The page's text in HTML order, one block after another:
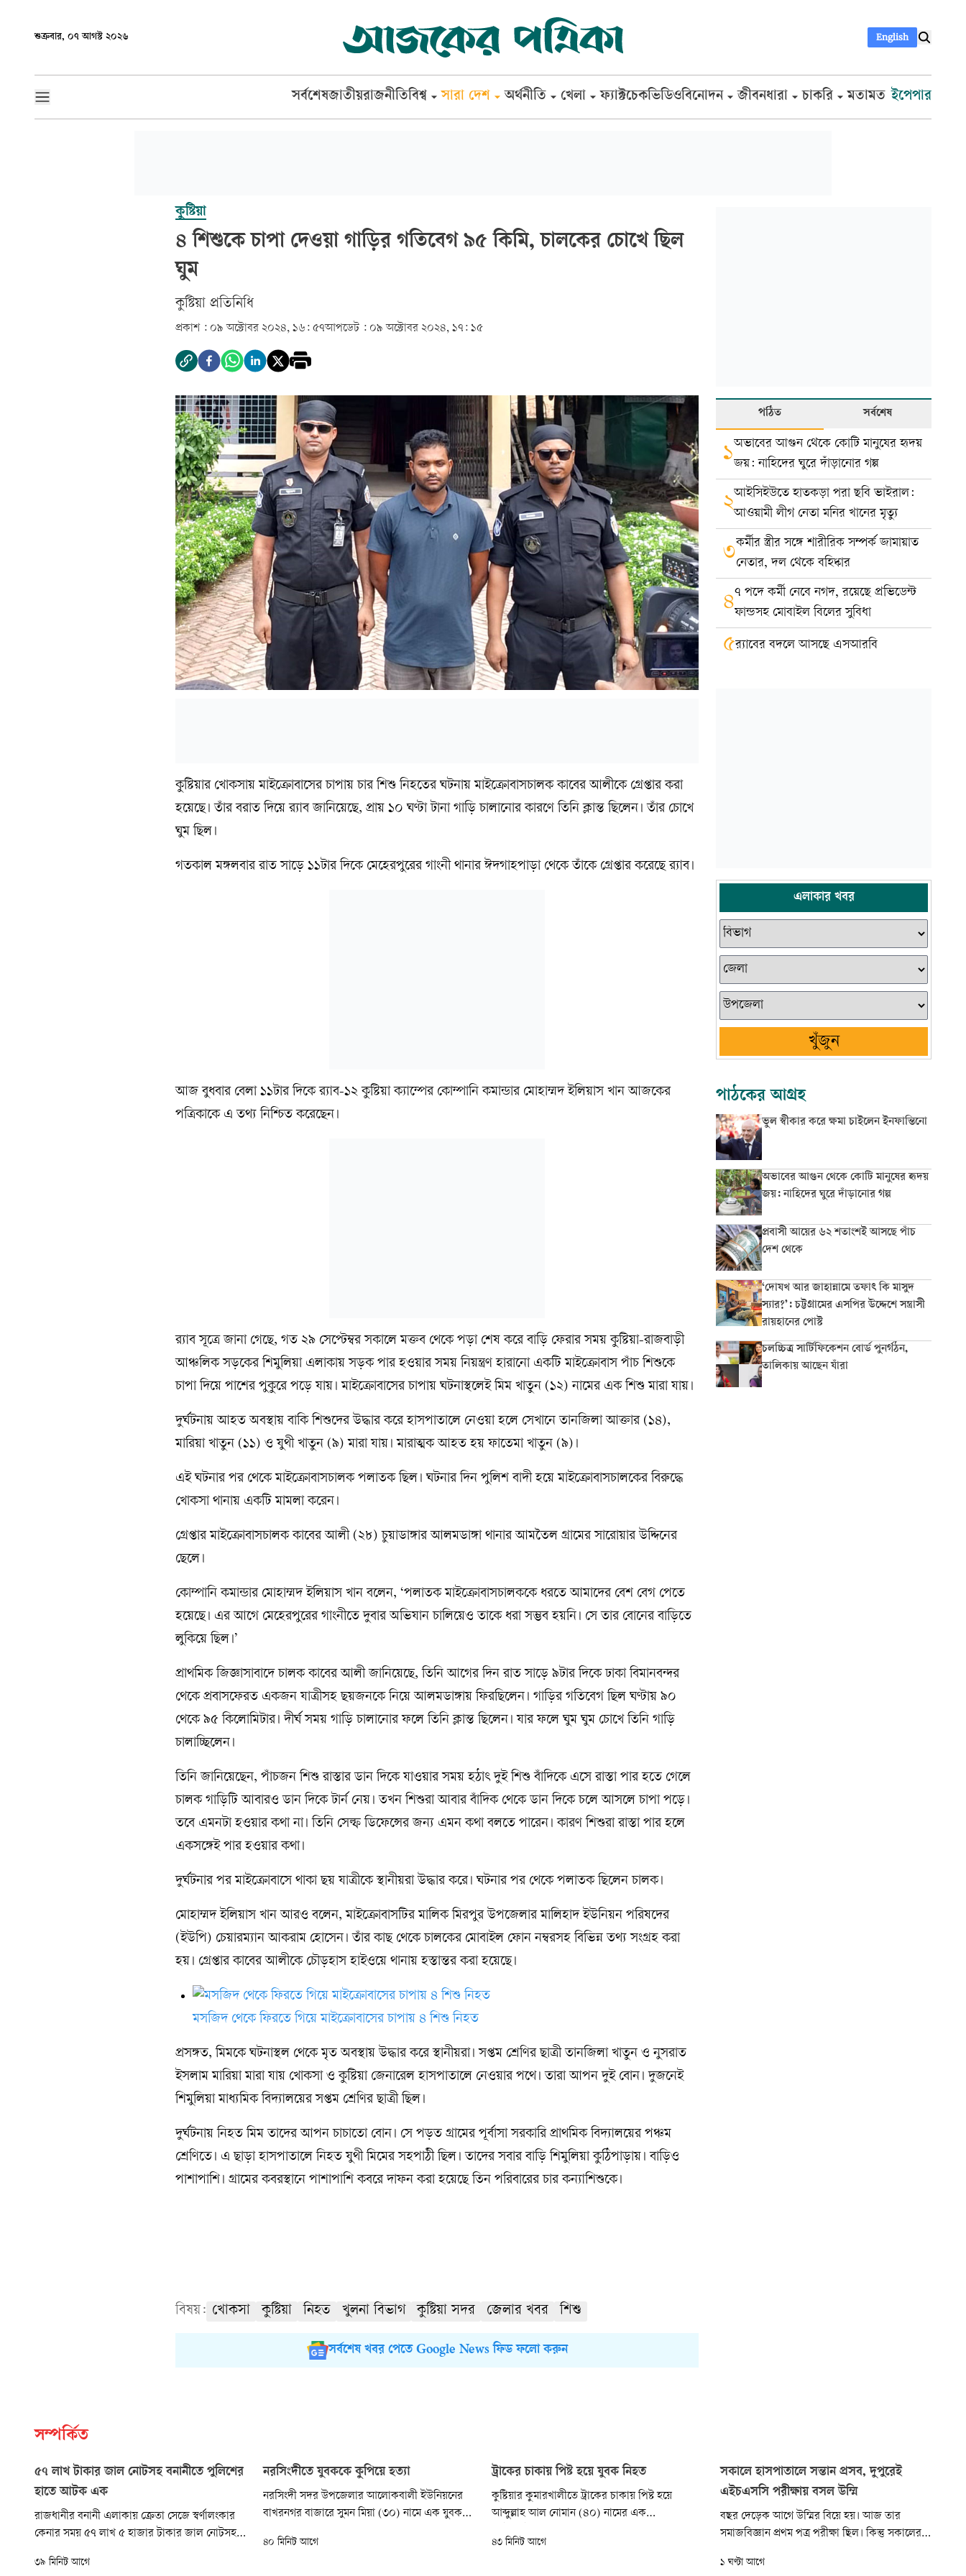
শুক্রবার, ০৭ আগস্ট ২০২৬ English
সর্বশেষজাতীয়রাজনীতিবিশ্ব সারা দেশ অর্থনীতি খেলা ফ্যাক্টচেকভিডিওবিনোদন জীবনধারা চাকরি মতামত ইপেপার
কুষ্টিয়া
৪ শিশুকে চাপা দেওয়া গাড়ির গতিবেগ ৯৫ কিমি, চালকের চোখে ছিল
ঘুম
কুষ্টিয়া প্রতিনিধি
প্রকাশ : ০৯ অক্টোবর ২০২৪, ১৬: ৫৭আপডেট : ০৯ অক্টোবর ২০২৪, ১৭: ১৫
কুষ্টিয়ার খোকসায় মাইক্রোবাসের চাপায় চার শিশু নিহতের ঘটনায় মাইক্রোবাসচালক কাবের আলীকে গ্রেপ্তার করা
হয়েছে। তাঁর বরাত দিয়ে র‍্যাব জানিয়েছে, প্রায় ১০ ঘণ্টা টানা গাড়ি চালানোর কারণে তিনি ক্লান্ত ছিলেন। তাঁর চোখে
ঘুম ছিল।
গতকাল মঙ্গলবার রাত সাড়ে ১১টার দিকে মেহেরপুরের গাংনী থানার ঈদগাহপাড়া থেকে তাঁকে গ্রেপ্তার করেছে র‍্যাব।
আজ বুধবার বেলা ১১টার দিকে র‍্যাব-১২ কুষ্টিয়া ক্যাম্পের কোম্পানি কমান্ডার মোহাম্মদ ইলিয়াস খান আজকের
পত্রিকাকে এ তথ্য নিশ্চিত করেছেন।
র‍্যাব সূত্রে জানা গেছে, গত ২৯ সেপ্টেম্বর সকালে মক্তব থেকে পড়া শেষ করে বাড়ি ফেরার সময় কুষ্টিয়া-রাজবাড়ী
আঞ্চলিক সড়কের শিমুলিয়া এলাকায় সড়ক পার হওয়ার সময় নিয়ন্ত্রণ হারানো একটি মাইক্রোবাস পাঁচ শিশুকে
চাপা দিয়ে পাশের পুকুরে পড়ে যায়। মাইক্রোবাসের চাপায় ঘটনাস্থলেই মিম খাতুন (১২) নামের এক শিশু মারা যায়।
দুর্ঘটনায় আহত অবস্থায় বাকি শিশুদের উদ্ধার করে হাসপাতালে নেওয়া হলে সেখানে তানজিলা আক্তার (১৪),
মারিয়া খাতুন (১১) ও যুথী খাতুন (৯) মারা যায়। মারাত্মক আহত হয় ফাতেমা খাতুন (৯)।
এই ঘটনার পর থেকে মাইক্রোবাসচালক পলাতক ছিল। ঘটনার দিন পুলিশ বাদী হয়ে মাইক্রোবাসচালকের বিরুদ্ধে
খোকসা থানায় একটি মামলা করেন।
গ্রেপ্তার মাইক্রোবাসচালক কাবের আলী (২৮) চুয়াডাঙ্গার আলমডাঙ্গা থানার আমতৈল গ্রামের সারোয়ার উদ্দিনের
ছেলে।
কোম্পানি কমান্ডার মোহাম্মদ ইলিয়াস খান বলেন, ‘পলাতক মাইক্রোবাসচালককে ধরতে আমাদের বেশ বেগ পেতে
হয়েছে। এর আগে মেহেরপুরের গাংনীতে দুবার অভিযান চালিয়েও তাকে ধরা সম্ভব হয়নি। সে তার বোনের বাড়িতে
লুকিয়ে ছিল।’
প্রাথমিক জিজ্ঞাসাবাদে চালক কাবের আলী জানিয়েছে, তিনি আগের দিন রাত সাড়ে ৯টার দিকে ঢাকা বিমানবন্দর
থেকে প্রবাসফেরত একজন যাত্রীসহ ছয়জনকে নিয়ে আলমডাঙ্গায় ফিরছিলেন। গাড়ির গতিবেগ ছিল ঘণ্টায় ৯০
থেকে ৯৫ কিলোমিটার। দীর্ঘ সময় গাড়ি চালানোর ফলে তিনি ক্লান্ত ছিলেন। যার ফলে ঘুম ঘুম চোখে তিনি গাড়ি
চালাচ্ছিলেন।
তিনি জানিয়েছেন, পাঁচজন শিশু রাস্তার ডান দিকে যাওয়ার সময় হঠাৎ দুই শিশু বাঁদিকে এসে রাস্তা পার হতে গেলে
চালক গাড়িটি আবারও ডান দিকে টার্ন নেয়। তখন শিশুরা আবার বাঁদিক থেকে ডান দিকে চলে আসলে চাপা পড়ে।
তবে এমনটা হওয়ার কথা না। তিনি সেল্ফ ডিফেন্সের জন্য এমন কথা বলতে পারেন। কারণ শিশুরা রাস্তা পার হলে
একসঙ্গেই পার হওয়ার কথা।
দুর্ঘটনার পর মাইক্রোবাসে থাকা ছয় যাত্রীকে স্থানীয়রা উদ্ধার করে। ঘটনার পর থেকে পলাতক ছিলেন চালক।
মোহাম্মদ ইলিয়াস খান আরও বলেন, মাইক্রোবাসটির মালিক মিরপুর উপজেলার মালিহাদ ইউনিয়ন পরিষদের
(ইউপি) চেয়ারম্যান আকরাম হোসেন। তাঁর কাছ থেকে চালকের মোবাইল ফোন নম্বরসহ বিভিন্ন তথ্য সংগ্রহ করা
হয়। গ্রেপ্তার কাবের আলীকে চৌড়হাস হাইওয়ে থানায় হস্তান্তর করা হয়েছে।
মসজিদ থেকে ফিরতে গিয়ে মাইক্রোবাসের চাপায় ৪ শিশু নিহত
প্রসঙ্গত, মিমকে ঘটনাস্থল থেকে মৃত অবস্থায় উদ্ধার করে স্থানীয়রা। সপ্তম শ্রেণির ছাত্রী তানজিলা খাতুন ও নুসরাত
ইসলাম মারিয়া মারা যায় খোকসা ও কুষ্টিয়া জেনারেল হাসপাতালে নেওয়ার পথে। তারা আপন দুই বোন। দুজনেই
শিমুলিয়া মাধ্যমিক বিদ্যালয়ের সপ্তম শ্রেণির ছাত্রী ছিল।
দুর্ঘটনায় নিহত মিম তাদের আপন চাচাতো বোন। সে পড়ত গ্রামের পূর্বাসা সরকারি প্রাথমিক বিদ্যালয়ের পঞ্চম
শ্রেণিতে। এ ছাড়া হাসপাতালে নিহত যুথী মিমের সহপাঠী ছিল। তাদের সবার বাড়ি শিমুলিয়া কুঠিপাড়ায়। বাড়িও
পাশাপাশি। গ্রামের কবরস্থানে পাশাপাশি কবরে দাফন করা হয়েছে তিন পরিবারের চার কন্যাশিশুকে।
বিষয়: খোকসা কুষ্টিয়া নিহত খুলনা বিভাগ কুষ্টিয়া সদর জেলার খবর শিশু
সর্বশেষ খবর পেতে Google News ফিড ফলো করুন
পঠিত সর্বশেষ
১অভাবের আগুন থেকে কোটি মানুষের হৃদয়
জয়: নাহিদের ঘুরে দাঁড়ানোর গল্প
২আইসিইউতে হাতকড়া পরা ছবি ভাইরাল:
আওয়ামী লীগ নেতা মনির খানের মৃত্যু
৩কর্মীর স্ত্রীর সঙ্গে শারীরিক সম্পর্ক জামায়াত
নেতার, দল থেকে বহিষ্কার
৪৭ পদে কর্মী নেবে নগদ, রয়েছে প্রভিডেন্ট
ফান্ডসহ মোবাইল বিলের সুবিধা
৫র‍্যাবের বদলে আসছে এসআরবি
এলাকার খবর
খুঁজুন
পাঠকের আগ্রহ
ভুল স্বীকার করে ক্ষমা চাইলেন ইনফান্তিনো
অভাবের আগুন থেকে কোটি মানুষের হৃদয়
জয়: নাহিদের ঘুরে দাঁড়ানোর গল্প
প্রবাসী আয়ের ৬২ শতাংশই আসছে পাঁচ
দেশ থেকে
‘দোযখ আর জাহান্নামে তফাৎ কি মাসুদ
স্যার?’: চট্টগ্রামের এসপির উদ্দেশে সন্ত্রাসী
রায়হানের পোস্ট
চলচ্চিত্র সার্টিফিকেশন বোর্ড পুনর্গঠন,
তালিকায় আছেন যাঁরা
সম্পর্কিত
৫৭ লাখ টাকার জাল নোটসহ বনানীতে পুলিশের
হাতে আটক এক
রাজধানীর বনানী এলাকায় ক্রেতা সেজে স্বর্ণালংকার
কেনার সময় ৫৭ লাখ ৫ হাজার টাকার জাল নোটসহ
গ্রেপ্তারকৃত ব্যক্তির নাম মো. রুবেল আহম্মেদ ফকির...
৩৯ মিনিট আগে
নরসিংদীতে যুবককে কুপিয়ে হত্যা
নরসিংদী সদর উপজেলার আলোকবালী ইউনিয়নের
বাখরনগর বাজারে সুমন মিয়া (৩০) নামে এক যুবককে
সন্ধ্যায় এ ঘটনা ঘটে। নিহত সুমন মিয়া বাখরনগর
৪০ মিনিট আগে
ট্রাকের চাকায় পিষ্ট হয়ে যুবক নিহত
কুষ্টিয়ার কুমারখালীতে ট্রাকের চাকায় পিষ্ট হয়ে
আব্দুল্লাহ আল নোমান (৪০) নামের এক
কুষ্টিয়া-রাজবাড়ী আঞ্চলিক মহাসড়কের কুমারখালী
৪৩ মিনিট আগে
সকালে হাসপাতালে সন্তান প্রসব, দুপুরেই
এইচএসসি পরীক্ষায় বসল উম্মি
বছর দেড়েক আগে উম্মির বিয়ে হয়। আজ তার
সমাজবিজ্ঞান প্রথম পত্র পরীক্ষা ছিল। কিন্তু সকালের
হাসপাতালে নিয়ে যান। সেখানে সে সন্তান প্রসব করে।
১ ঘণ্টা আগে